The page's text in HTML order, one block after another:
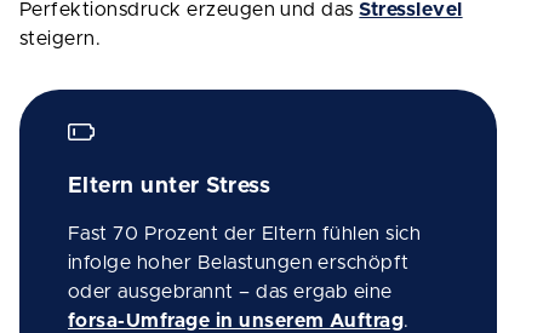
Perfektionsdruck erzeugen und dasStresslevel
steigern.
Eltern unter Stress
Fast 70 Prozent der Eltern fühlen sich
infolge hoher Belastungen erschöpft
oder ausgebrannt – das ergab eine
forsa-Umfrage in unserem Auftrag.